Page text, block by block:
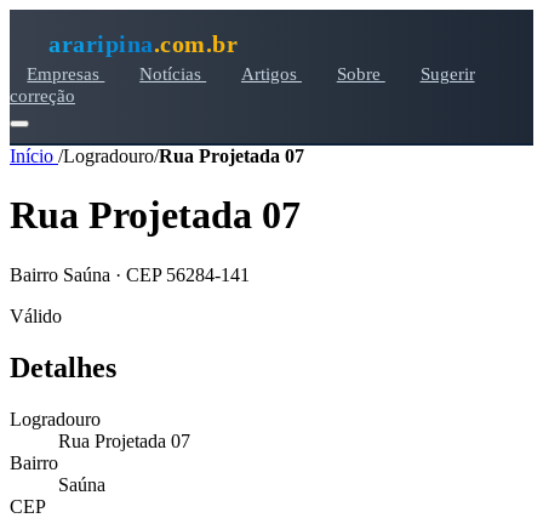
araripina.com.br
Empresas Notícias Artigos Sobre
Sugerir
correção
Início /Logradouro/Rua Projetada 07
Rua Projetada 07
Bairro Saúna · CEP 56284-141
Válido
Detalhes
Logradouro
Rua Projetada 07
Bairro
Saúna
CEP